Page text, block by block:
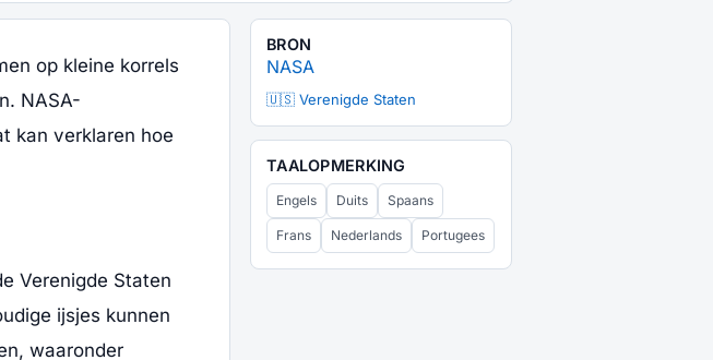
op kleine korrels
NASA-
kan verklaren hoe
Verenigde Staten
ijsjes kunnen
waaronder
BRON
NASA
🇺🇸 Verenigde Staten
TAALOPMERKING
Engels Duits Spaans
Frans Nederlands Portugees